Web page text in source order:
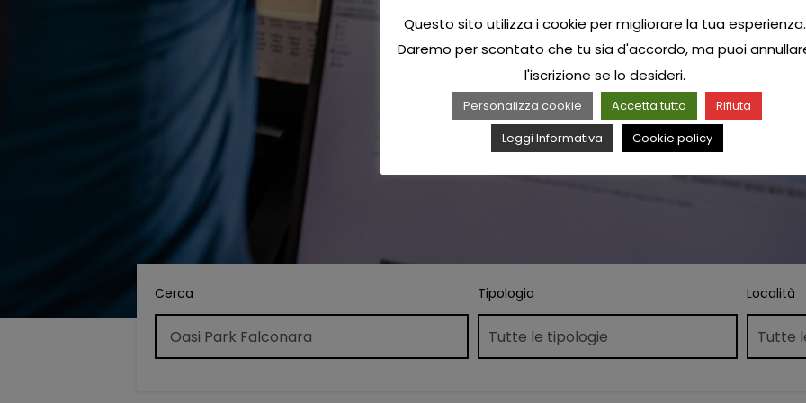
Cerca Tipologia Località
Questo sito utilizza i cookie per migliorare la tua esperienza.
Daremo per scontato che tu sia d'accordo, ma puoi
l'iscrizione se lo desideri.
Personalizza cookie Accetta tutto
Rifiuta
Leggi Informativa
Cookie policy